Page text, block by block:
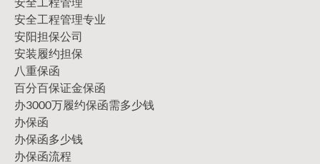
安全工程管理专业
安阳担保公司
安装履约担保
八重保函
百分百保证金保函
办3000万履约保函需多少钱
办保函
办保函多少钱
办保函流程